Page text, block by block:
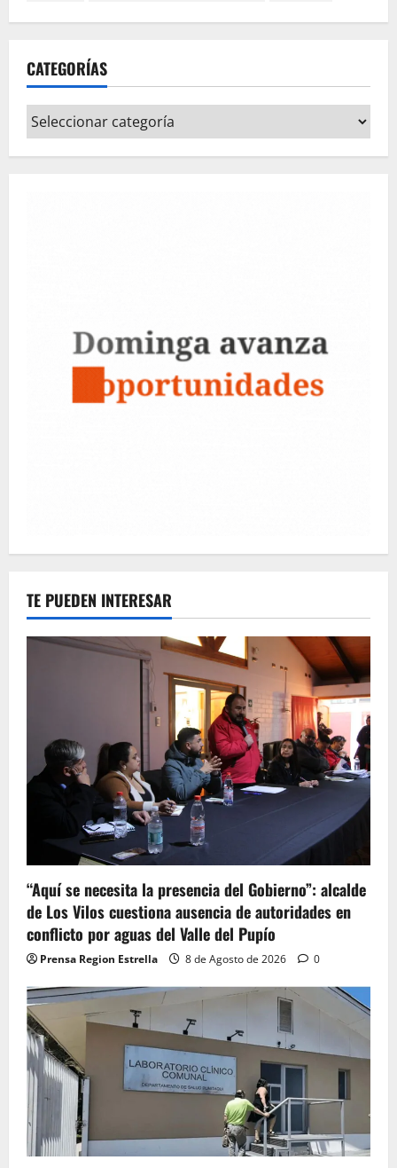
CATEGORÍAS
Categorías
TE PUEDEN INTERESAR
“Aquí se necesita la presencia del Gobierno”: alcalde
de Los Vilos cuestiona ausencia de autoridades en
conflicto por aguas del Valle del Pupío
Prensa Region Estrella 8 de Agosto de 2026 0